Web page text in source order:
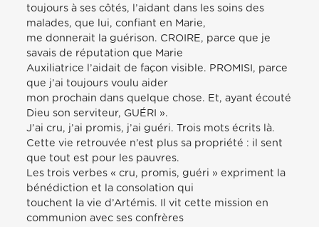
toujours à ses côtés, l’aidant dans les soins des
malades, que lui, confiant en Marie,
me donnerait la guérison. CROIRE, parce que je
savais de réputation que Marie
Auxiliatrice l’aidait de façon visible. PROMISI, parce
que j’ai toujours voulu aider
mon prochain dans quelque chose. Et, ayant écouté
Dieu son serviteur, GUÉRI ».
J’ai cru, j’ai promis, j’ai guéri. Trois mots écrits là.
Cette vie retrouvée n’est plus sa propriété : il sent
que tout est pour les pauvres.
Les trois verbes « cru, promis, guéri » expriment la
bénédiction et la consolation qui
touchent la vie d’Artémis. Il vit cette mission en
communion avec ses confrères